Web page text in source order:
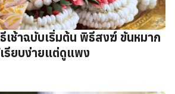
เช้าฉบับเริ่มต้น พิธีสงฆ์ ขันหมาก
รียบง่ายแต่ดูแพง